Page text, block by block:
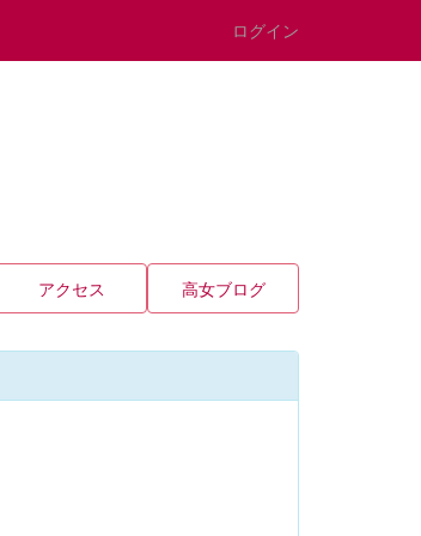
ログイン
アクセス 高女ブログ